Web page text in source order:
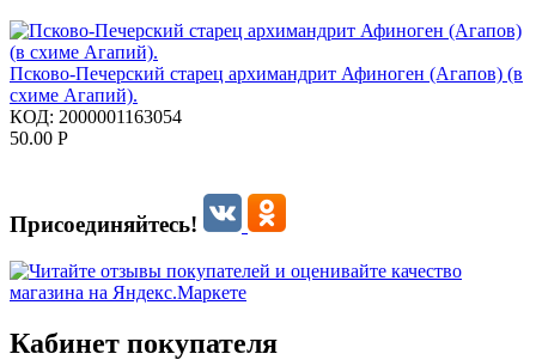
Псково-Печерский старец архимандрит Афиноген (Агапов) (в
схиме Агапий).
КОД: 2000001163054
50.00 Р
Присоединяйтесь!
Кабинет покупателя